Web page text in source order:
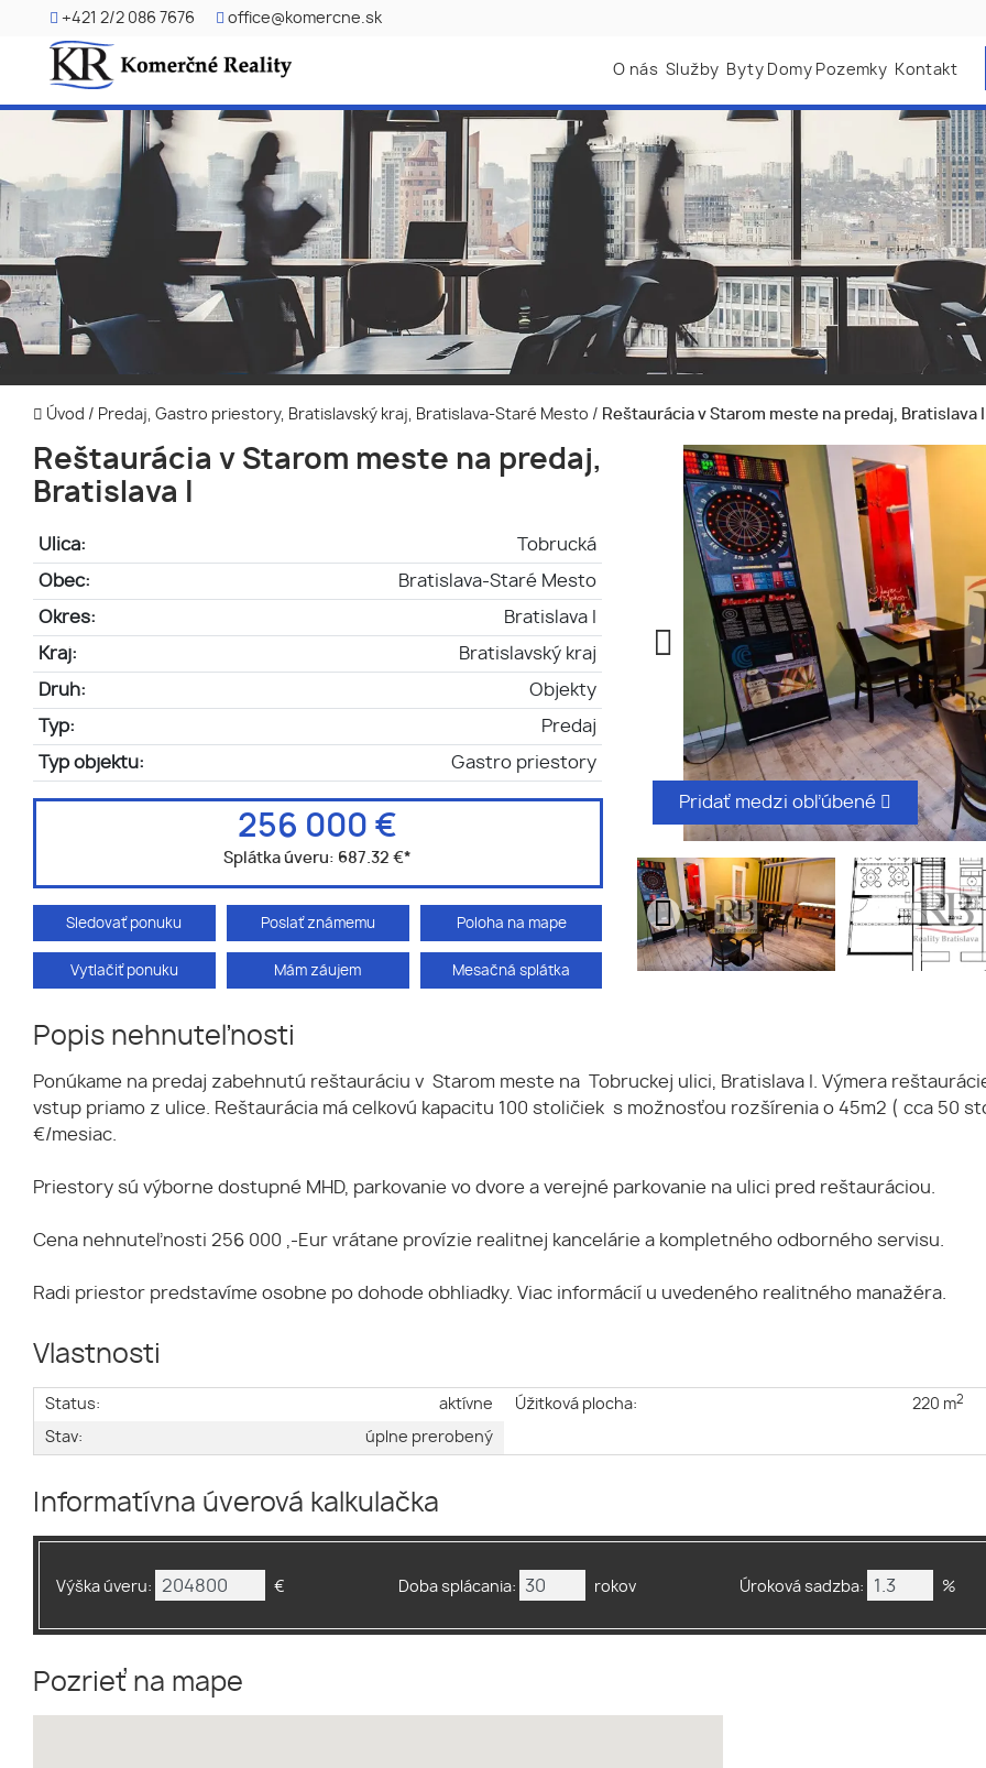
+421 2/2 086 7676 office@komercne.sk
O nás Služby Byty Domy Pozemky Kontakt
Úvod / Predaj, Gastro priestory, Bratislavský kraj, Bratislava-Staré Mesto / Reštaurácia v Starom meste na predaj, Bratislava I
Reštaurácia v Starom meste na predaj,
Bratislava I
Ulica: Tobrucká
Obec: Bratislava-Staré Mesto
Okres: Bratislava I
Kraj: Bratislavský kraj
Druh: Objekty
Typ: Predaj
Typ objektu: Gastro priestory
256 000 €
Splátka úveru: 687.32 €*
Sledovať ponuku Poslať známemu Poloha na mape
Vytlačiť ponuku Mám záujem Mesačná splátka
Pridať medzi obľúbené
Popis nehnuteľnosti
Ponúkame na predaj zabehnutú reštauráciu v Starom meste na Tobruckej ulici, Bratislava I. Výmera
vstup priamo z ulice. Reštaurácia má celkovú kapacitu 100 stoličiek s možnosťou rozšírenia o 45m2 ( cca 50
€/mesiac.
Priestory sú výborne dostupné MHD, parkovanie vo dvore a verejné parkovanie na ulici pred reštauráciou.
Cena nehnuteľnosti 256 000 ,-Eur vrátane provízie realitnej kancelárie a kompletného odborného servisu.
Radi priestor predstavíme osobne po dohode obhliadky. Viac informácií u uvedeného realitného manažéra.
Vlastnosti
Status:
aktívne
Stav:
úplne prerobený
Úžitková plocha: 220 m2
Informatívna úverová kalkulačka
Výška úveru: € Doba splácania: rokov Úroková sadzba: %
Pozrieť na mape